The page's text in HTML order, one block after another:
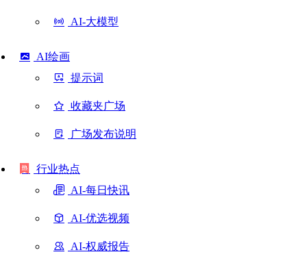
AI-大模型
AI绘画
提示词
收藏夹广场
广场发布说明
行业热点
AI-每日快讯
AI-优选视频
AI-权威报告